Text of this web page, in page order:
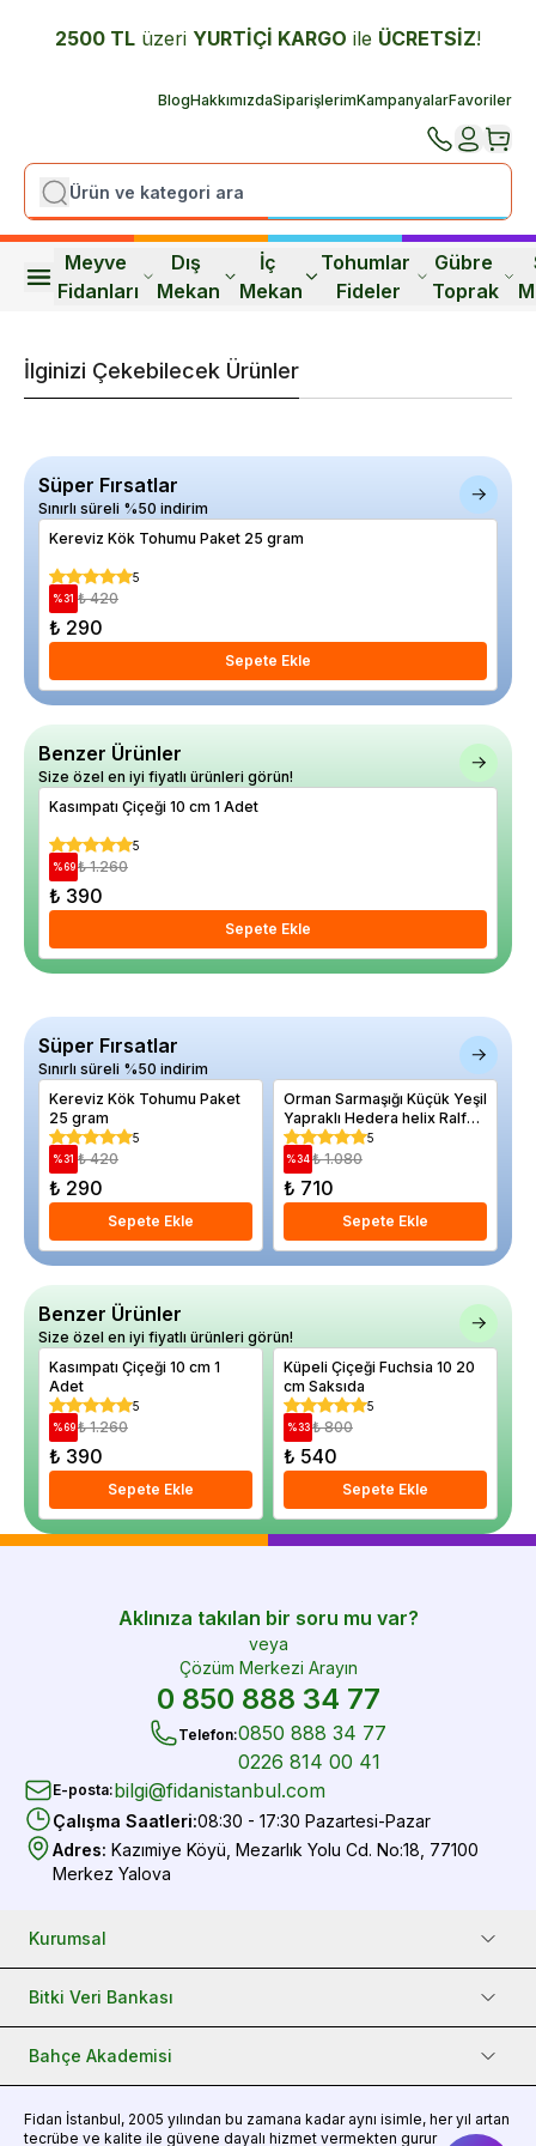
2500 TL üzeri YURTİÇİ KARGO ile ÜCRETSİZ!
BlogHakkımızdaSiparişlerimKampanyalarFavoriler
Meyve
Fidanları
Dış
Mekan
İç
Mekan
Tohumlar
Fideler
Gübre
Toprak
İlginizi Çekebilecek Ürünler
Süper Fırsatlar
Sınırlı süreli %50 indirim
Kereviz Kök Tohumu Paket 25 gram
5
%31 ₺ 420
₺ 290
Sepete Ekle
Benzer Ürünler
Size özel en iyi fiyatlı ürünleri görün!
Kasımpatı Çiçeği 10 cm 1 Adet
5
% 69 ₺ 1.260
₺ 390
Sepete Ekle
Süper Fırsatlar
Sınırlı süreli %50 indirim
Kereviz Kök Tohumu Paket
25 gram
5
%31 ₺ 420
₺ 290
Sepete Ekle
Orman Sarmaşığı Küçük Yeşil
Yapraklı Hedera helix Ralf
80 cm Saksıda
5
%34 ₺ 1.080
₺ 710
Sepete Ekle
Benzer Ürünler
Size özel en iyi fiyatlı ürünleri görün!
Kasımpatı Çiçeği 10 cm 1
Adet
5
% 69 ₺ 1.260
₺ 390
Sepete Ekle
Küpeli Çiçeği Fuchsia 10 20
cm Saksıda
5
%33 ₺ 800
₺ 540
Sepete Ekle
Aklınıza takılan bir soru mu var?
veya
Çözüm Merkezi Arayın
0 850 888 34 77
Telefon:0850 888 34 77
0226 814 00 41
E-posta:bilgi@fidanistanbul.com
Çalışma Saatleri:08:30 - 17:30 Pazartesi-Pazar
Adres: Kazımiye Köyü, Mezarlık Yolu Cd. No:18, 77100
Merkez Yalova
Kurumsal
Bitki Veri Bankası
Bahçe Akademisi
Fidan İstanbul, 2005 yılından bu zamana kadar aynı isimle, her yıl artan
tecrübe ve kalite ile güvene dayalı hizmet vermekten gurur